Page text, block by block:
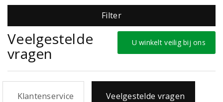
Filter
U winkelt veilig bij ons
Veelgestelde
vragen
Klantenservice Veelgestelde vragen